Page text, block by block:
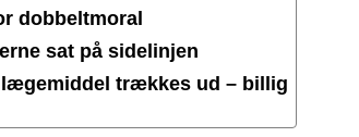
dobbeltmoral
sat på sidelinjen
trækkes ud – billig